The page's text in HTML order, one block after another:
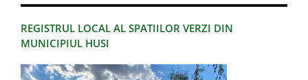
REGISTRUL LOCAL AL SPATIILOR VERZI DIN
MUNICIPIUL HUSI